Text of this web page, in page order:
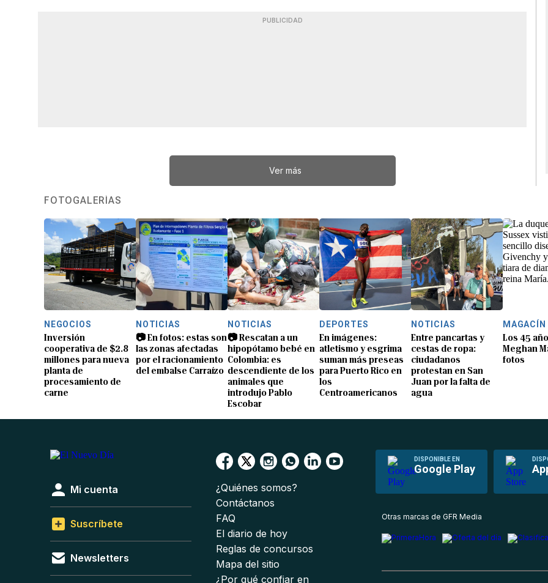
PUBLICIDAD
Ver más
FOTOGALERÍAS
NEGOCIOS
Inversión
cooperativa de $2.8
millones para nueva
planta de
procesamiento de
carne
NOTICIAS
📷 En fotos: estas son
las zonas afectadas
por el racionamiento
del embalse Carraízo
NOTICIAS
📷 Rescatan a un
hipopótamo bebé en
Colombia: es
descendiente de los
animales que
introdujo Pablo
Escobar
DEPORTES
En imágenes:
atletismo y esgrima
suman más preseas
para Puerto Rico en
los
Centroamericanos
NOTICIAS
Entre pancartas y
cestas de ropa:
ciudadanos
protestan en San
Juan por la falta de
agua
MAGACÍN
Los 45
Meghan
fotos
DISPONIBLE EN
Google Play
Mi cuenta
Suscríbete
Newsletters
¿Quiénes somos?
Contáctanos
FAQ
El diario de hoy
Reglas de concursos
Mapa del sitio
¿Por qué confiar en
Otras marcas de GFR Media